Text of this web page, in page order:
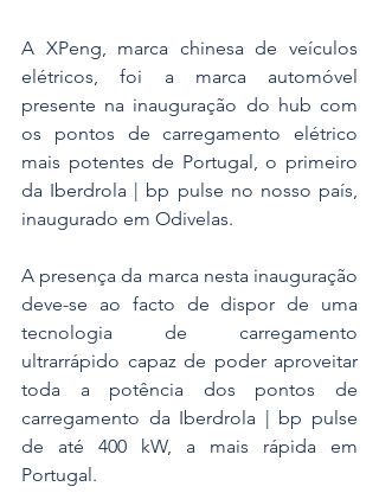
A XPeng, marca chinesa de veículos
elétricos, foi a marca automóvel
presente na inauguração do hub com
os pontos de carregamento elétrico
mais potentes de Portugal, o primeiro
da Iberdrola | bp pulse no nosso país,
inaugurado em Odivelas.
A presença da marca nesta inauguração
deve-se ao facto de dispor de uma
tecnologia de carregamento
ultrarrápido capaz de poder aproveitar
toda a potência dos pontos de
carregamento da Iberdrola | bp pulse
de até 400 kW, a mais rápida em
Portugal.